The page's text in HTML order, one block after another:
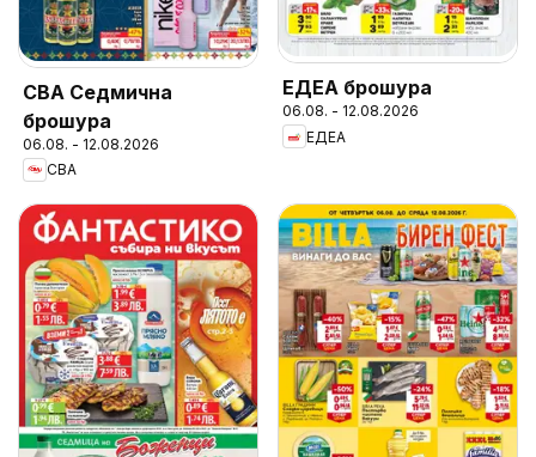
CBA Седмична
брошура
06.08. - 12.08.2026
CBA
ЕДЕА брошура
06.08. - 12.08.2026
ЕДЕА